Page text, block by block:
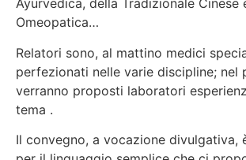
Ayurvedica, della Tradizionale Cinese
Omeopatica…
Relatori sono, al mattino medici
perfezionati nelle varie discipline; nel
verranno proposti laboratori
tema .
Il convegno, a vocazione divulgativa,